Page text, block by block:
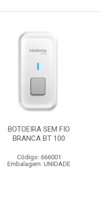
BOTOEIRA SEM FIO
BRANCA BT 100
Código: 666001
Embalagem: UNIDADE